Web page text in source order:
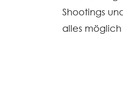
Shootings
alles